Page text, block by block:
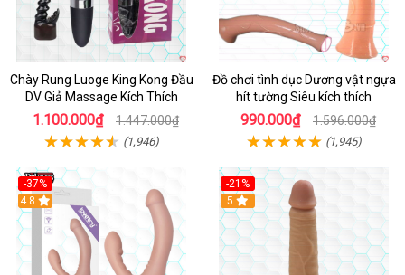
Chày Rung Luoge King Kong Đầu
DV Giả Massage Kích Thích
1.100.000₫ 1.447.000₫
(1,946)
Đồ chơi tình dục Dương vật ngựa
hít tường Siêu kích thích
990.000₫ 1.596.000₫
(1,945)
-37%
Hot
4.8
-21%
Hot
5